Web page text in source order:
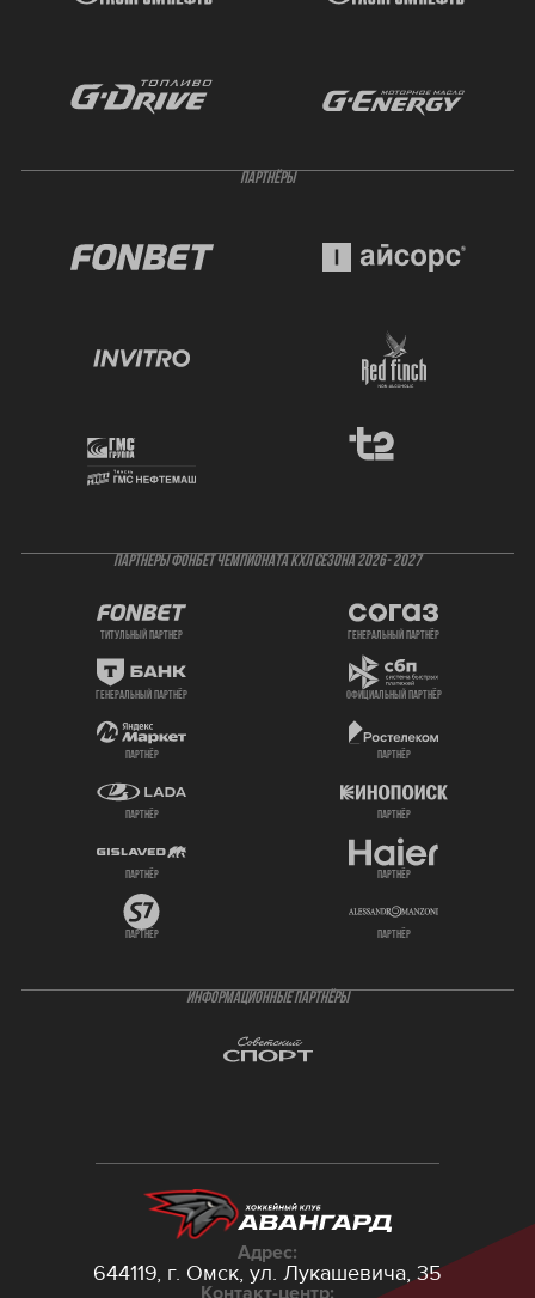
ПАРТНЁРЫ
ПАРТНЕРЫ ФОНБЕТ ЧЕМПИОНАТА КХЛ СЕЗОНА 2026- 2027
титульный партнер генеральный партнёр
генеральный партнёр официальный партнёр
партнёр партнёр
партнёр партнёр
партнёр партнёр
партнёр партнёр
ИНФОРМАЦИОННЫЕ ПАРТНЁРЫ
Адрес:
644119, г. Омск, ул. Лукашевича, 35